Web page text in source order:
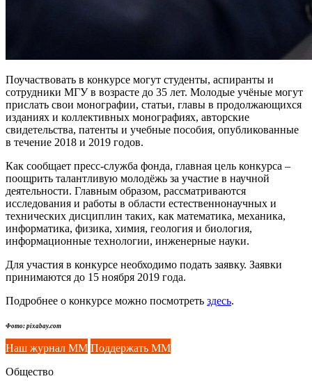
Поучаствовать в конкурсе могут студенты, аспиранты и
сотрудники МГУ в возрасте до 35 лет. Молодые учёные могут
прислать свои монографии, статьи, главы в продолжающихся
изданиях и коллективных монографиях, авторские
свидетельства, патенты и учебные пособия, опубликованные
в течение 2018 и 2019 годов.
Как сообщает пресс-служба фонда, главная цель конкурса –
поощрить талантливую молодёжь за участие в научной
деятельности. Главным образом, рассматриваются
исследования и работы в области естественнонаучных и
технических дисциплин таких, как математика, механика,
информатика, физика, химия, геология и биология,
информационные технологии, инженерные науки.
Для участия в конкурсе необходимо подать заявку. Заявки
принимаются до 15 ноября 2019 года.
Подробнее о конкурсе можно посмотреть здесь.
Фото: pixabay.com
Наш журнал ММ Поддержать ММ
Общество